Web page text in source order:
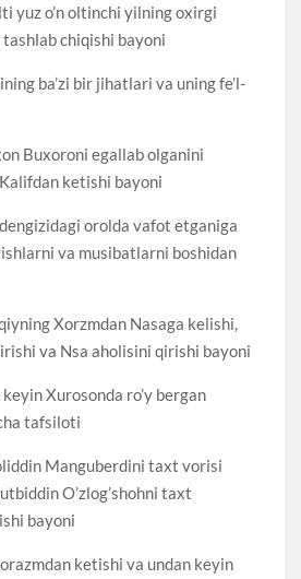
yuz o’n oltinchi yilning oxirgi
chiqishi bayoni
ba’zi bir jihatlari va uning fe’l-
Buxoroni egallab olganini
ketishi bayoni
orolda vafot etganiga
va musibatlarni boshidan
Xorzmdan Nasaga kelishi,
va Nsa aholisini qirishi bayoni
Xurosonda ro’y bergan
tafsiloti
Manguberdini taxt vorisi
O’zlog’shohni taxt
bayoni
ketishi va undan keyin